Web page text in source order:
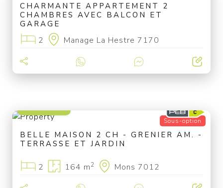
CHARMANTE APPARTEMENT 2
CHAMBRES AVEC BALCON ET
GARAGE
2 Manage La Hestre 7170
Sous-option
BELLE MAISON 2 CH - GRENIER AM. -
TERRASSE ET JARDIN
2 164 m2 Mons 7012